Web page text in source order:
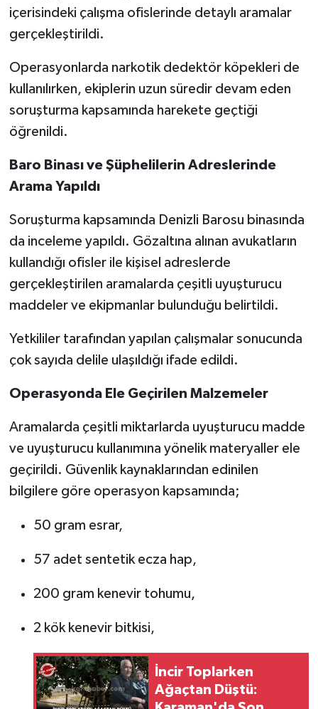
içerisindeki çalışma ofislerinde detaylı aramalar
gerçekleştirildi.
Operasyonlarda narkotik dedektör köpekleri de
kullanılırken, ekiplerin uzun süredir devam eden
soruşturma kapsamında harekete geçtiği
öğrenildi.
Baro Binası ve Şüphelilerin Adreslerinde
Arama Yapıldı
Soruşturma kapsamında Denizli Barosu binasında
da inceleme yapıldı. Gözaltına alınan avukatların
kullandığı ofisler ile kişisel adreslerde
gerçekleştirilen aramalarda çeşitli uyuşturucu
maddeler ve ekipmanlar bulunduğu belirtildi.
Yetkililer tarafından yapılan çalışmalar sonucunda
çok sayıda delile ulaşıldığı ifade edildi.
Operasyonda Ele Geçirilen Malzemeler
Aramalarda çeşitli miktarlarda uyuşturucu madde
ve uyuşturucu kullanımına yönelik materyaller ele
geçirildi. Güvenlik kaynaklarından edinilen
bilgilere göre operasyon kapsamında;
50 gram esrar,
57 adet sentetik ecza hap,
200 gram kenevir tohumu,
2 kök kenevir bitkisi,
İncir Toplarken
Ağaçtan Düştü: